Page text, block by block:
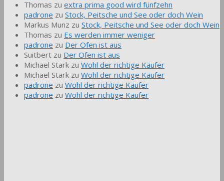
Thomas zu extra prima good wird fünfzehn
padrone zu Stock, Peitsche und See oder doch Wein
Markus Munz zu Stock, Peitsche und See oder doch Wein
Thomas zu Es werden immer weniger
padrone zu Der Ofen ist aus
Suitbert zu Der Ofen ist aus
Michael Stark zu Wohl der richtige Käufer
Michael Stark zu Wohl der richtige Käufer
padrone zu Wohl der richtige Käufer
padrone zu Wohl der richtige Käufer